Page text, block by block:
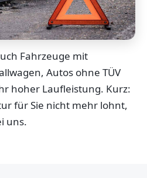
Fahrzeuge mit
Autos ohne TÜV
hoher Laufleistung. Kurz:
für Sie nicht mehr lohnt,
uns.